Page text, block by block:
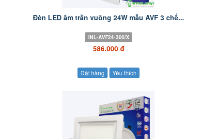
Đèn LED âm trần vuông 24W mẫu AVF 3 chế...
INL-AVF24-300/X
586.000 đ
Đặt hàng Yêu thích